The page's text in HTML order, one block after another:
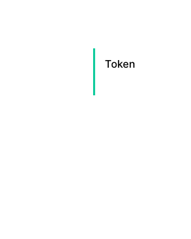
Token